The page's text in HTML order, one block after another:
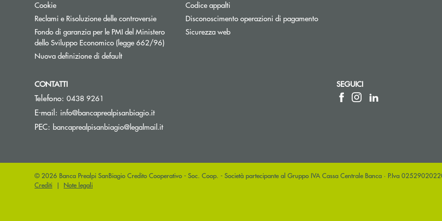
Cookie
Reclami e Risoluzione delle controversie
Fondo di garanzia per le PMI del Ministero
dello Sviluppo Economico (legge 662/96)Apre una nuova finestra
Nuova definizione di default
Codice appalti
Disconoscimento operazioni di pagamento
Sicurezza web
CONTATTI
Telefono: 0438 9261
E-mail: info@bancaprealpisanbiagio.it(si apre l’app di posta elettronica)
PEC: bancaprealpisanbiagio@legalmail.it(si apre l’app di posta elettronica)
SEGUICI
© 2026 Banca Prealpi SanBiagio Credito Cooperativo - Soc. Coop. - Società partecipante al Gruppo IVA Cassa Centrale Banca · P.Iva
Crediti | Note legali